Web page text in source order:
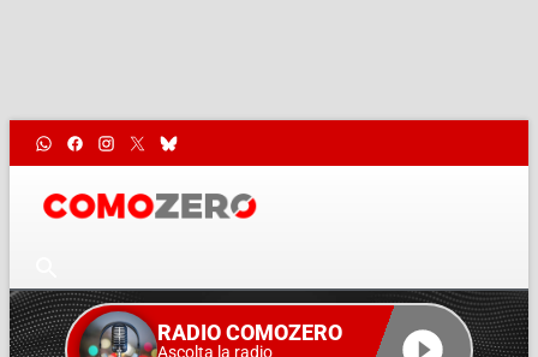
RADIO COMOZERO
Ascolta la radio